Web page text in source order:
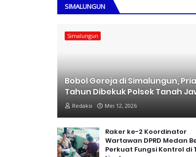
SIMALUNGUN
Simalungun
Bobol Gereja di Simalungun,
Tahun Dibekuk Polsek Tanah
Redaksi Mei 12, 2026
Raker ke-2 Koordinator
Wartawan DPRD Medan
Perkuat Fungsi Kontrol di